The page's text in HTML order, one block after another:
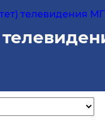
телевидения